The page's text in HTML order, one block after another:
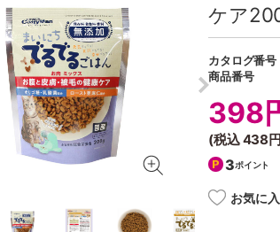
ケア
カタログ番号
商品番号
398
(税込438円
3ポイント
お気に